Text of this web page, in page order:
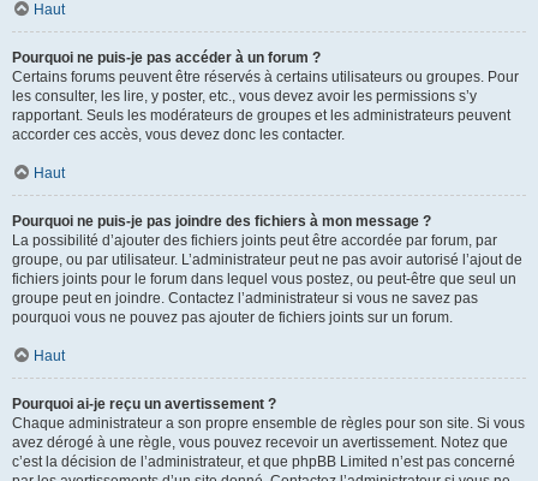
Haut
Pourquoi ne puis-je pas accéder à un forum ?
Certains forums peuvent être réservés à certains utilisateurs ou groupes. Pour
les consulter, les lire, y poster, etc., vous devez avoir les permissions s’y
rapportant. Seuls les modérateurs de groupes et les administrateurs peuvent
accorder ces accès, vous devez donc les contacter.
Haut
Pourquoi ne puis-je pas joindre des fichiers à mon message ?
La possibilité d’ajouter des fichiers joints peut être accordée par forum, par
groupe, ou par utilisateur. L’administrateur peut ne pas avoir autorisé l’ajout de
fichiers joints pour le forum dans lequel vous postez, ou peut-être que seul un
groupe peut en joindre. Contactez l’administrateur si vous ne savez pas
pourquoi vous ne pouvez pas ajouter de fichiers joints sur un forum.
Haut
Pourquoi ai-je reçu un avertissement ?
Chaque administrateur a son propre ensemble de règles pour son site. Si vous
avez dérogé à une règle, vous pouvez recevoir un avertissement. Notez que
c’est la décision de l’administrateur, et que phpBB Limited n’est pas concerné